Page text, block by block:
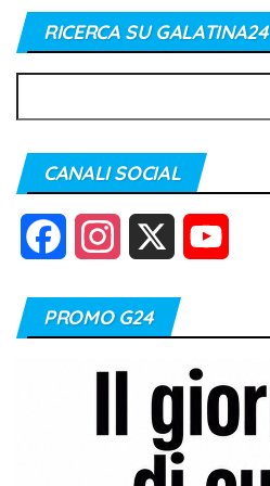
RICERCA SU GALATINA24
per:
CANALI SOCIAL
c s
t
u
PROMO G24